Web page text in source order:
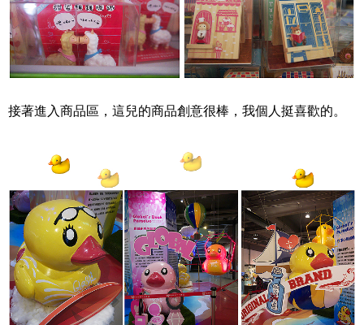
接著進入商品區，這兒的商品創意很棒，我個人挺喜歡的。